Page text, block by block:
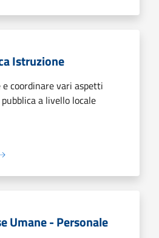
Istruzione
coordinare vari aspetti
a livello locale
Umane - Personale